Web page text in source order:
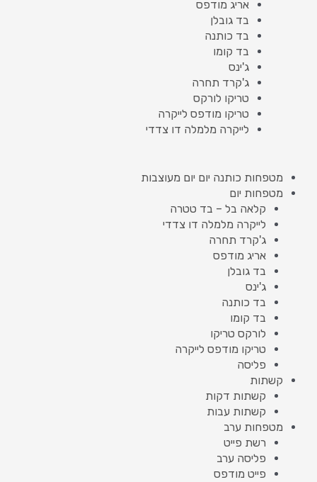
אריג מודפס
בד גובלן
בד כותנה
בד קומו
ג'ינס
ג'קרד תחרה
טריקו לורקס
טריקו מודפס לייקרה
לייקרה מלמלה דו צדדי
מטפחות כותנה יום יום מעוצבות
מטפחות יום
קלאה בל – בד טטרה
לייקרה מלמלה דו צדדי
ג'קרד תחרה
אריג מודפס
בד גובלן
ג'ינס
בד כותנה
בד קומו
לורקס טריקו
טריקו מודפס לייקרה
פליסה
קשתות
קשתות דקות
קשתות עבות
מטפחות ערב
רשת פייט
פליסה ערב
פייט מודפס